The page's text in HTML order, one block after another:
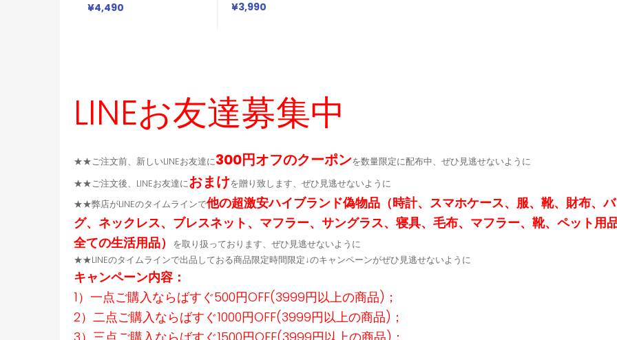
15 サムソン S23 S24 Ultra
S22 S21ケース ゴヤール
¥4,490 Goyard IPhone17 Air 15
IPhone14 13 Pro IPhone
¥3,990
LINEお友達募集中
★★ご注文前、新しいLINEお友達に300円オフのクーポンを数量限定に配布中、ぜひ見逃せないように
★★ご注文後、LINEお友達におまけを贈り致します、ぜひ見逃せないように
★★弊店がLINEのタイムラインで他の超激安ハイブランド偽物品（時計、スマホケース、服、靴、財布、
グ、ネックレス、ブレスネット、マフラー、サングラス、寝具、毛布、マフラー、靴、ペット用
全ての生活用品）
を取り扱っております、ぜひ見逃せないように
★★LINEのタイムラインで出品しておる商品限定時間限定↓のキャンペーンがぜひ見逃せないように
キャンペーン内容：
1）一点ご購入ならばすぐ500円OFF(3999円以上の商品)；
2）二点ご購入ならばすぐ1000円OFF(3999円以上の商品)；